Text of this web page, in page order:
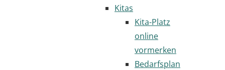
Kitas
Kita-Platz
online
vormerken
Bedarfsplan